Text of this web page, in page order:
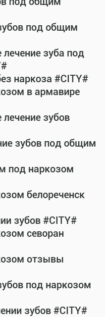
под общим
зуба под
наркоза #CITY#
в армавире
зубов
зубов под общим
под наркозом
белореченск
зубов #CITY#
севоран
отзывы
под наркозом
зубов #CITY#